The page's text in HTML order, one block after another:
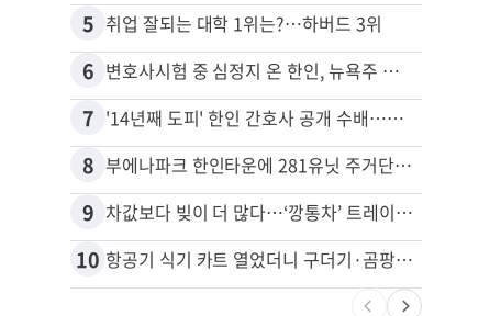
5 취업 잘되는 대학 1위는?…하버드 3위
6 변호사시험 중 심정지 온 한인, 뉴욕주 제소
7 '14년째 도피' 한인 간호사 공개 수배…메디케어 사기 유죄
8 부에나파크 한인타운에 281유닛 주거단지 들어선다
9 차값보다 빚이 더 많다…‘깡통차’ 트레이드인 급증
10 항공기 식기 카트 열었더니 구더기·곰팡이…LAX 기내식 업체 논란